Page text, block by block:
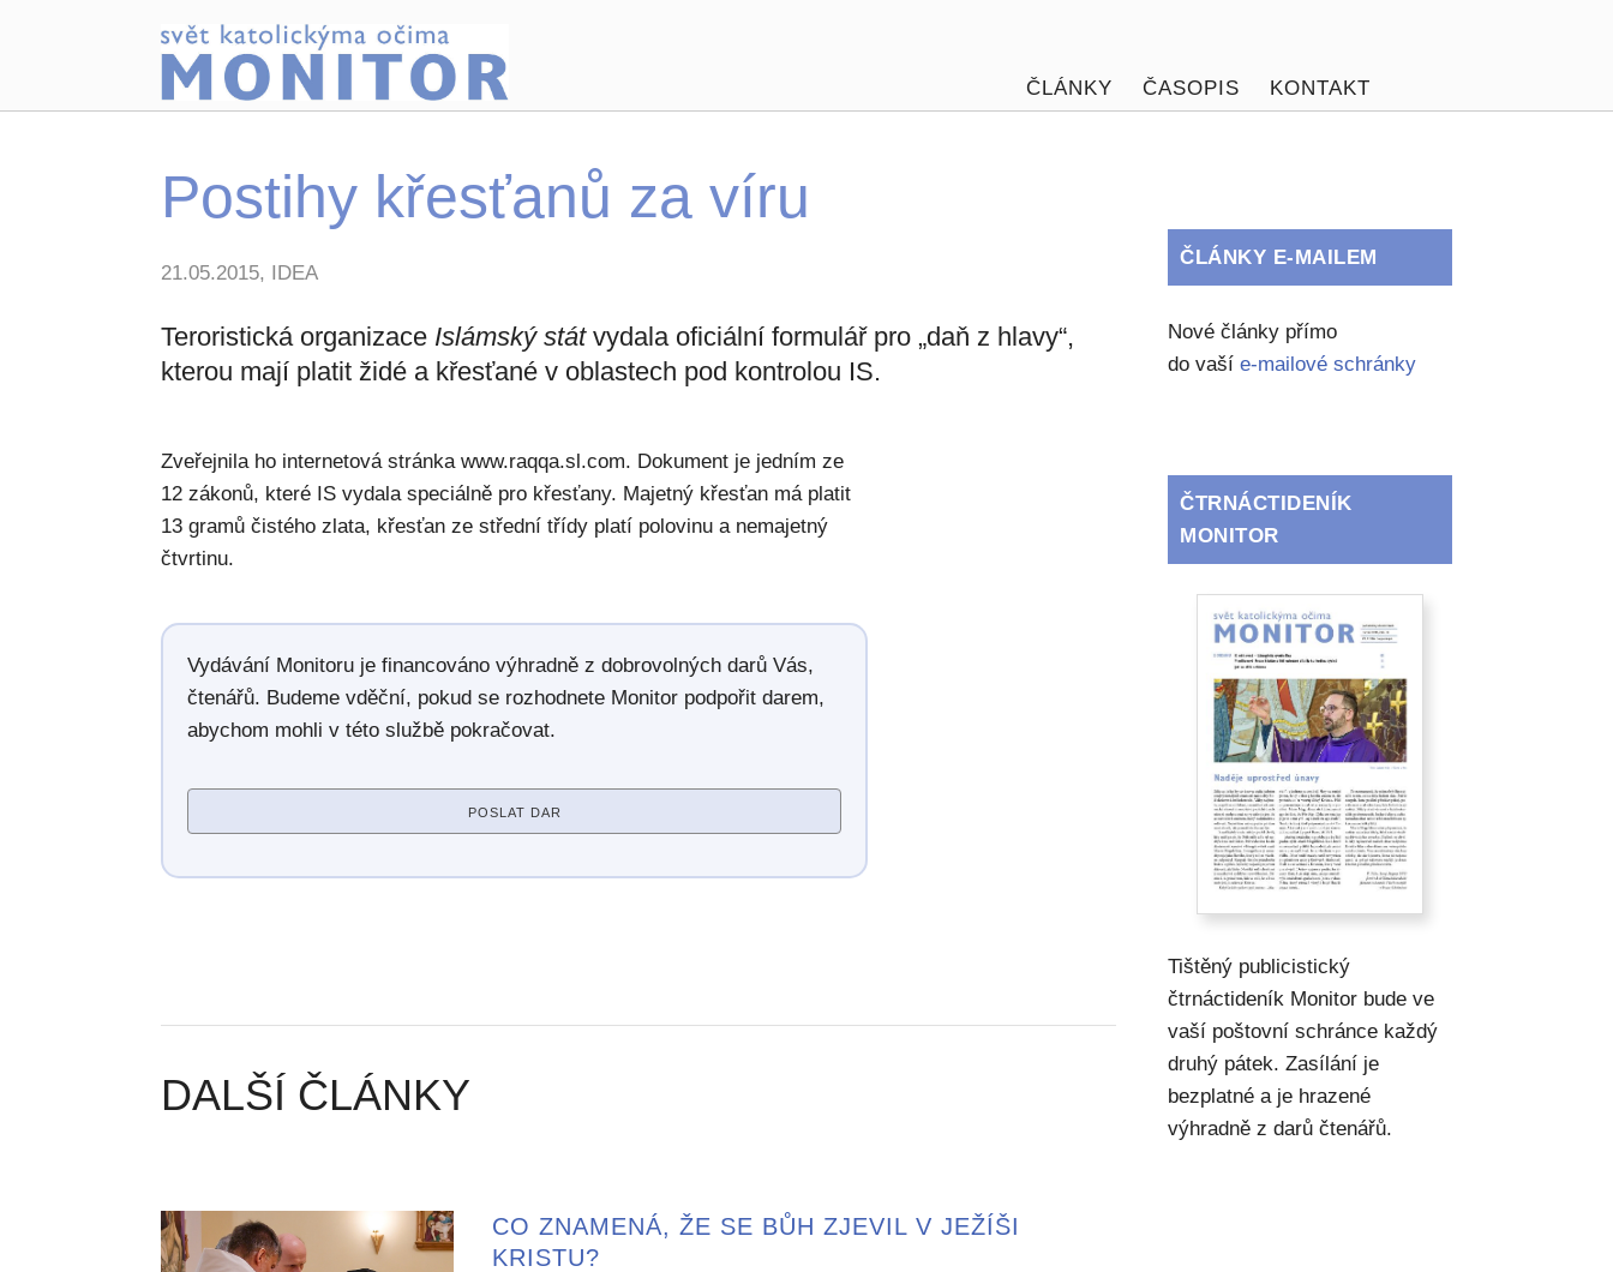
ČLÁNKY ČASOPIS KONTAKT
Postihy křesťanů za víru
21.05.2015, IDEA
Teroristická organizace Islámský státvydala oficiální formulář pro „daň z hlavy“,
kterou mají platit židé a křesťané v oblastech pod kontrolou IS.
Zveřejnila ho internetová stránka www.raqqa.sl.com. Dokument je jedním ze
12 zákonů, které IS vydala speciálně pro křesťany. Majetný křesťan má platit
13 gramů čistého zlata, křesťan ze střední třídy platí polovinu a nemajetný
čtvrtinu.
Vydávání Monitoru je financováno výhradně z dobrovolných darů Vás,
čtenářů. Budeme vděční, pokud se rozhodnete Monitor podpořit darem,
abychom mohli v této službě pokračovat.
POSLAT DAR
DALŠÍ ČLÁNKY
CO ZNAMENÁ, ŽE SE BŮH ZJEVIL V JEŽÍŠI
KRISTU?
ČLÁNKY E-MAILEM
Nové články přímo
do vašíe-mailové schránky
ČTRNÁCTIDENÍK
MONITOR
Tištěný publicistický
čtrnáctideník Monitor bude ve
vaší poštovní schránce každý
druhý pátek. Zasílání je
bezplatné a je hrazené
výhradně z darů čtenářů.